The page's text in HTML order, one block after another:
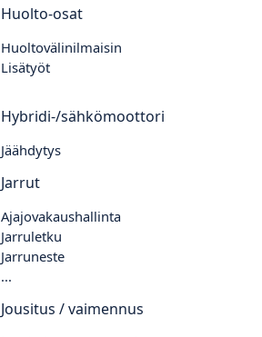
Huolto-osat
Huoltovälinilmaisin
Lisätyöt
Hybridi-/sähkömoottori
Jäähdytys
Jarrut
Ajajovakaushallinta
Jarruletku
Jarruneste
...
Jousitus / vaimennus